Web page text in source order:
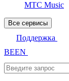
МТС Music
Все сервисы
Поддержка
BEEN